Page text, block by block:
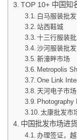
TOP 10+ 中国知
白马服装批
站西鞋城
十三行服装
沙河服装批
新濠畔市场
Metropolis
One Link
天河电子市场
太康批发市
中国批发市场进
办理签证，